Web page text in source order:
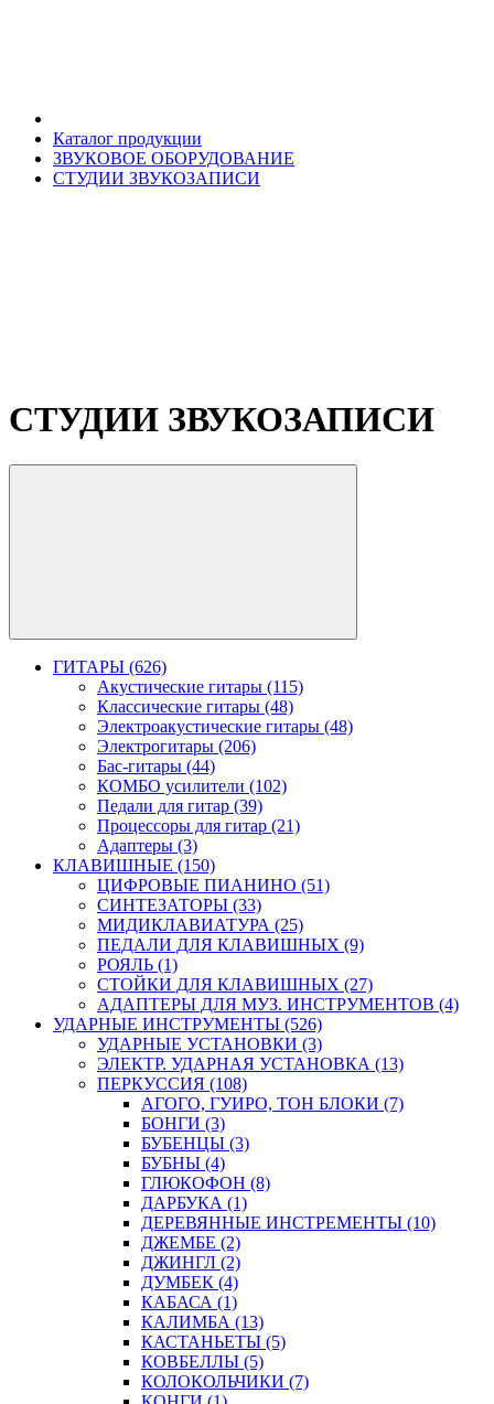
Каталог продукции
ЗВУКОВОЕ ОБОРУДОВАНИЕ
СТУДИИ ЗВУКОЗАПИСИ
СТУДИИ ЗВУКОЗАПИСИ
ГИТАРЫ (626)
Акустические гитары (115)
Классические гитары (48)
Электроакустические гитары (48)
Электрогитары (206)
Бас-гитары (44)
КОМБО усилители (102)
Педали для гитар (39)
Процессоры для гитар (21)
Адаптеры (3)
КЛАВИШНЫЕ (150)
ЦИФРОВЫЕ ПИАНИНО (51)
СИНТЕЗАТОРЫ (33)
МИДИКЛАВИАТУРА (25)
ПЕДАЛИ ДЛЯ КЛАВИШНЫХ (9)
РОЯЛЬ (1)
СТОЙКИ ДЛЯ КЛАВИШНЫХ (27)
АДАПТЕРЫ ДЛЯ МУЗ. ИНСТРУМЕНТОВ (4)
УДАРНЫЕ ИНСТРУМЕНТЫ (526)
УДАРНЫЕ УСТАНОВКИ (3)
ЭЛЕКТР. УДАРНАЯ УСТАНОВКА (13)
ПЕРКУССИЯ (108)
АГОГО, ГУИРО, ТОН БЛОКИ (7)
БОНГИ (3)
БУБЕНЦЫ (3)
БУБНЫ (4)
ГЛЮКОФОН (8)
ДАРБУКА (1)
ДЕРЕВЯННЫЕ ИНСТРЕМЕНТЫ (10)
ДЖЕМБЕ (2)
ДЖИНГЛ (2)
ДУМБЕК (4)
КАБАСА (1)
КАЛИМБА (13)
КАСТАНЬЕТЫ (5)
КОВБЕЛЛЫ (5)
КОЛОКОЛЬЧИКИ (7)